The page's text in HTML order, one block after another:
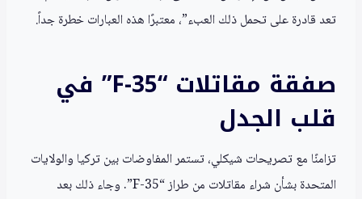
تعد قادرة على تحمل ذلك العبء”، معتبرًا هذه العبارات خطرة جداً.
صفقة مقاتلات “F-35” في
قلب الجدل
تزامنًا مع تصريحات شيكلي، تستمر المفاوضات بين تركيا والولايات
المتحدة بشأن شراء مقاتلات من طراز “F-35”. وجاء ذلك بعد